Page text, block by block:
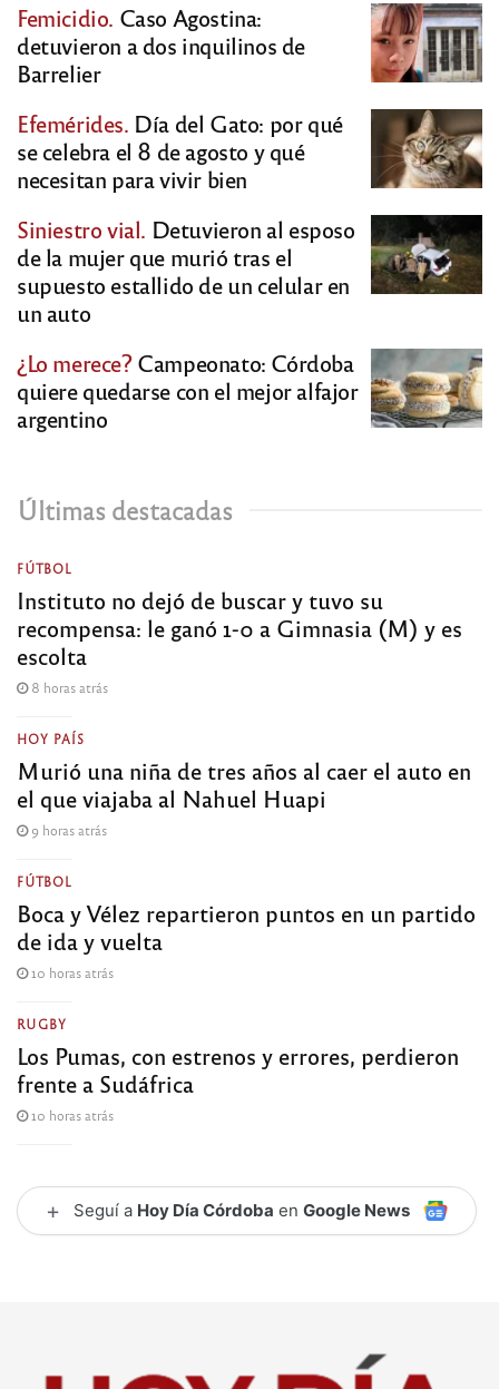
Femicidio. Caso Agostina:
detuvieron a dos inquilinos de
Barrelier
Efemérides. Día del Gato: por qué
se celebra el 8 de agosto y qué
necesitan para vivir bien
Siniestro vial. Detuvieron al esposo
de la mujer que murió tras el
supuesto estallido de un celular en
un auto
¿Lo merece?Campeonato: Córdoba
quiere quedarse con el mejor alfajor
argentino
Últimas destacadas
FÚTBOL
Instituto no dejó de buscar y tuvo su
recompensa: le ganó 1-0 a Gimnasia (M) y es
escolta
8 horas atrás
HOY PAÍS
Murió una niña de tres años al caer el auto en
el que viajaba al Nahuel Huapi
9 horas atrás
FÚTBOL
Boca y Vélez repartieron puntos en un partido
de ida y vuelta
10 horas atrás
RUGBY
Los Pumas, con estrenos y errores, perdieron
frente a Sudáfrica
10 horas atrás
+ Seguí a Hoy Día Córdoba en Google News